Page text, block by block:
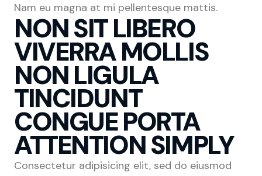
Nam eu magna at mi pellentesque mattis.
NON SIT LIBERO
VIVERRA MOLLIS
NON LIGULA
TINCIDUNT
CONGUE PORTA
ATTENTION SIMPLY
Consectetur adipisicing elit, sed do eiusmod